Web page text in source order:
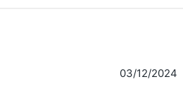
03/12/2024